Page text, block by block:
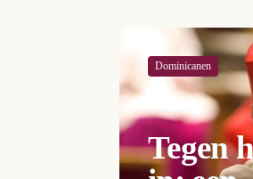
Dominicanen
Tegen